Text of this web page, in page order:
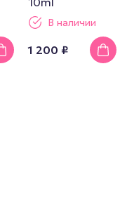
В наличии
1 200 ₽